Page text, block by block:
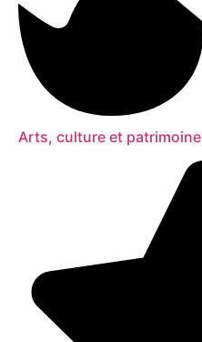
Arts, culture et patrimoine